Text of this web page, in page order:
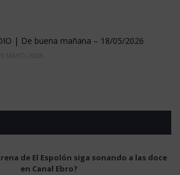
| De buena mañana – 18/05/2026
MAYO, 2026
de El Espolón siga sonando a las doce
en Canal Ebro?